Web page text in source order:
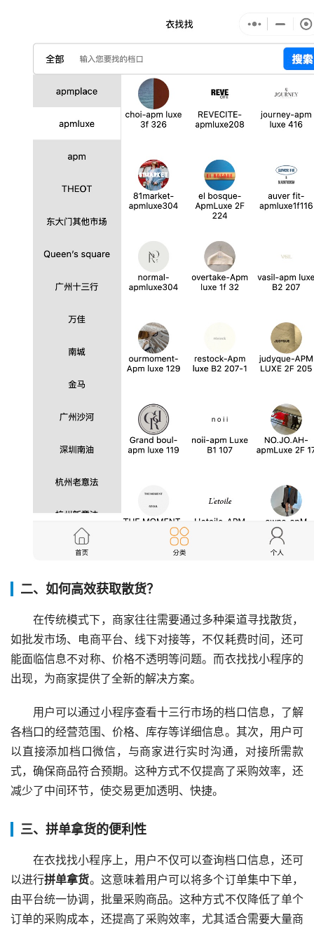
二、如何高效获取散货？
在传统模式下，商家往往需要通过多种渠道寻找散货，
如批发市场、电商平台、线下对接等，不仅耗费时间，还可
能面临信息不对称、价格不透明等问题。而衣找找小程序的
出现，为商家提供了全新的解决方案。
用户可以通过小程序查看十三行市场的档口信息，了解
各档口的经营范围、价格、库存等详细信息。其次，用户可
以直接添加档口微信，与商家进行实时沟通，对接所需款
式，确保商品符合预期。这种方式不仅提高了采购效率，还
减少了中间环节，使交易更加透明、快捷。
三、拼单拿货的便利性
在衣找找小程序上，用户不仅可以查询档口信息，还可
以进行拼单拿货。这意味着用户可以将多个订单集中下单，
由平台统一协调，批量采购商品。这种方式不仅降低了单个
订单的采购成本，还提高了采购效率，尤其适合需要大量商